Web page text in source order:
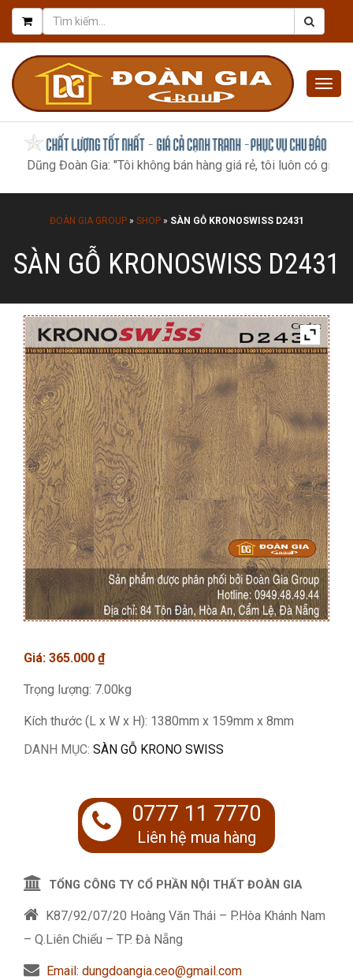
Đoàn Gia: "Tôi không bán hàng giá rẻ, tôi luôn có giá tốt nhất,
ĐOÀN GIA GROUP» SHOP» SÀN GỖ KRONOSWISS D2431
SÀN GỖ KRONOSWISS D2431
Giá: 365.000 ₫
Trọng lượng: 7.00kg
Kích thước (L x W x H): 1380mm x 159mm x 8mm
DANH MỤC: SÀN GỖ KRONO SWISS
0777 11 7770
Liên hệ mua hàng
TỔNG CÔNG TY CỔ PHẦN NỘI THẤT ĐOÀN GIA
K87/92/07/20 Hoàng Văn Thái – P.Hòa Khánh Nam
– Q.Liên Chiểu – TP. Đà Nẵng
Email: dungdoangia.ceo@gmail.com